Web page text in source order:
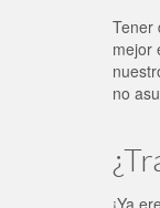
Tener
mejor
no
¡Ya